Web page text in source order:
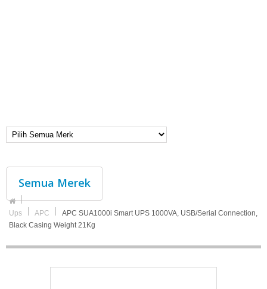
Semua Merek
Ups APC
APC SUA1000i Smart UPS 1000VA, USB/Serial Connection,
Black Casing Weight 21Kg